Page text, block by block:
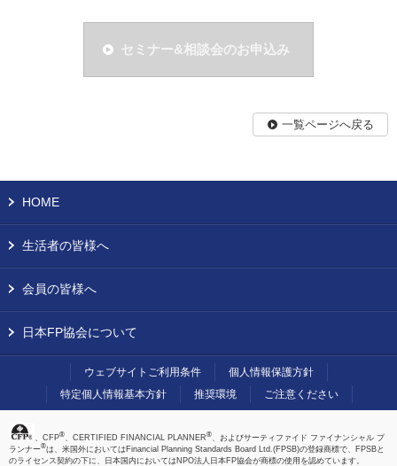
セミナー&相談会のお申込み
一覧ページへ戻る
HOME
生活者の皆様へ
会員の皆様へ
日本FP協会について
ウェブサイトご利用条件
個人情報保護方針
特定個人情報基本方針
推奨環境 ご注意ください
、CFP®、CERTIFIED FINANCIAL PLANNER®、およびサーティファイド ファイナンシャル プ
ランナー®は、米国外においてはFinancial Planning Standards Board Ltd.(FPSB)の登録商標で、FPSBと
のライセンス契約の下に、日本国内においてはNPO法人日本FP協会が商標の使用を認めています。